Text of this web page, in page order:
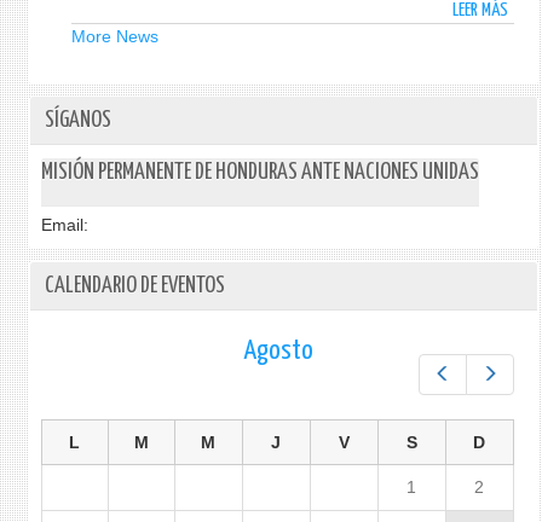
ONU
LEER MÁS
AL
2030
More News
SÍGANOS
MISIÓN PERMANENTE DE HONDURAS ANTE NACIONES UNIDAS
Email:
CALENDARIO DE EVENTOS
Agosto
L M M J V S D
1 2